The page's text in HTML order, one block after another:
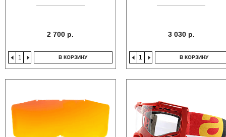
2 700 р.
В КОРЗИНУ
3 030 р.
В КОРЗИНУ